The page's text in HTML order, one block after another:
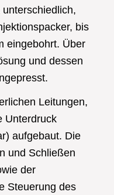
bis
eingebohrt. Über
und dessen
Leitungen,
Unterdruck
aufgebaut. Die
und Schließen
der
Steuerung des